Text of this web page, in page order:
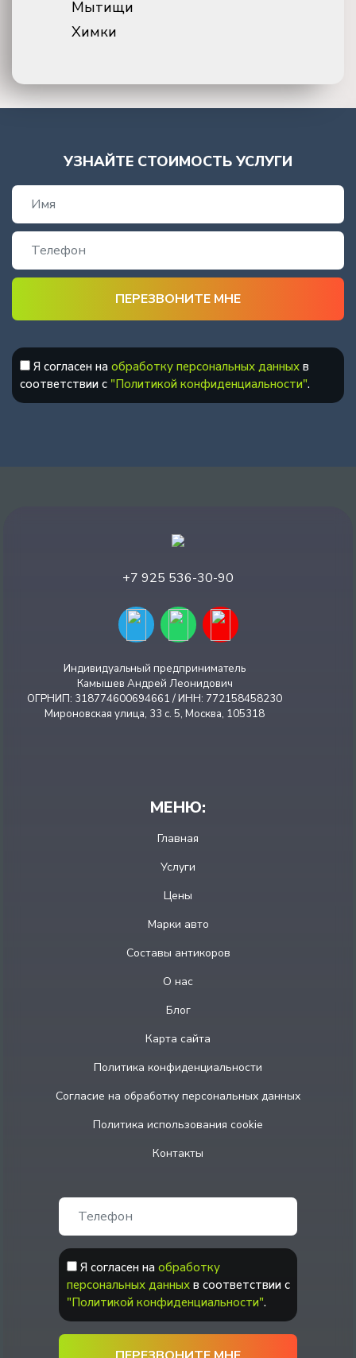
Мытищи
Химки
УЗНАЙТЕ СТОИМОСТЬ УСЛУГИ
Я согласен на обработку персональных данных в
соответствии с "Политикой конфиденциальности".
+7 925 536-30-90
Индивидуальный предприниматель
Камышев Андрей Леонидович
ОГРНИП: 318774600694661 / ИНН: 772158458230
Мироновская улица, 33 с. 5, Москва, 105318
МЕНЮ:
Главная
Услуги
Цены
Марки авто
Составы антикоров
О нас
Блог
Карта сайта
Политика конфиденциальности
Согласие на обработку персональных данных
Политика использования cookie
Контакты
Я согласен на обработку
персональных данных в соответствии с
"Политикой конфиденциальности".